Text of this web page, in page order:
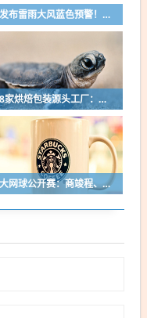
天津发布雷雨大风蓝色预警！阵风最高可达8级
盘点8家烘焙包装源头工厂：从绿色智造到金属包装，各有看家本领
加拿大网球公开赛：商竣程、张帅止步第三轮